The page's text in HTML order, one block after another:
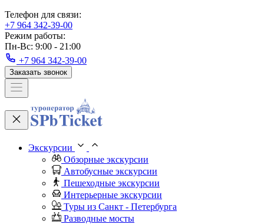
Телефон для связи:
+7 964 342-39-00
Режим работы:
Пн-Вс: 9:00 - 21:00
+7 964 342-39-00
Заказать звонок
Экскурсии
Обзорные экскурсии
Автобусные экскурсии
Пешеходные экскурсии
Интерьерные экскурсии
Туры из Санкт - Петербурга
Разводные мосты